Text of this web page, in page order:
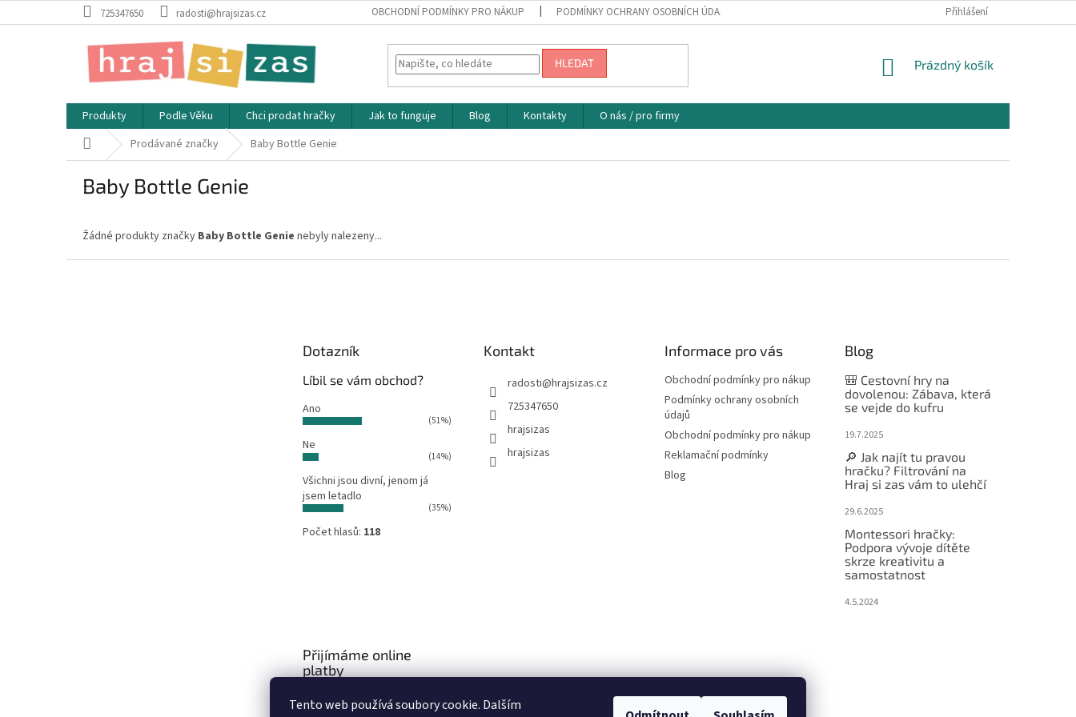
Tento web používá soubory cookie. Dalším
na
725347650 radosti@hrajsizas.cz OBCHODNÍ PODMÍNKY PRO NÁKUP PODMÍNKY OCHRANY OSOBNÍCH ÚDAJŮ REKLAMAČNÍ PODMÍNKY
Přihlášení
HLEDAT
NÁKUPNÍ
Prázdný košík
Produkty Podle Věku Chci prodat hračky Jak to funguje Blog Kontakty
O nás / pro firmy
Domů Prodávané značky Baby Bottle Genie
Baby Bottle Genie
Žádné produkty značky Baby Bottle Genie nebyly nalezeny...
Dotazník
Líbil se vám obchod?
Ano
(51%)
Ne
(14%)
Všichni jsou divní, jenom já
jsem letadlo
(35%)
Počet hlasů: 118
Kontakt
radosti@hrajsizas.cz
725347650
hrajsizas
hrajsizas
Informace pro vás
Obchodní podmínky pro nákup
Podmínky ochrany osobních
údajů
Obchodní podmínky pro nákup
Reklamační podmínky
Blog
Blog
🎒 Cestovní hry na
dovolenou: Zábava, která
se vejde do kufru
19.7.2025
🔎 Jak najít tu pravou
hračku? Filtrování na
Hraj si zas vám to ulehčí
29.6.2025
Montessori hračky:
Podpora vývoje dítěte
skrze kreativitu a
samostatnost
4.5.2024
Přijímáme online
platby